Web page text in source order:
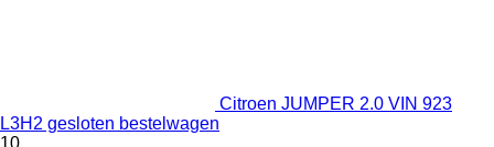
Citroen JUMPER 2.0 VIN 923
L3H2 gesloten bestelwagen
10